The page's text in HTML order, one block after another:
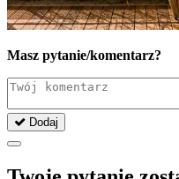
Masz pytanie/komentarz?
Dodaj